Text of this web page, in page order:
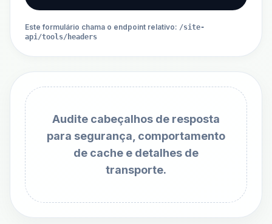
Este formulário chama o endpoint relativo: /site-
api/tools/headers
Audite cabeçalhos de resposta
para segurança, comportamento
de cache e detalhes de
transporte.